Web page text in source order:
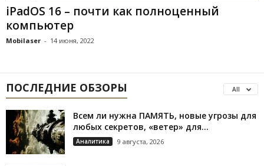
iPadOS 16 – почти как полноценный
компьютер
Mobilaser - 14 июня, 2022
ПОСЛЕДНИЕ ОБЗОРЫ All
Всем ли нужна ПАМЯТЬ, новые угрозы для
любых секретов, «ветер» для...
Аналитика 9 августа, 2026